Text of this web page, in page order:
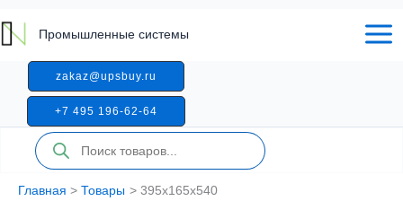
к
содержимому
Промышленные системы
zakaz@upsbuy.ru
+7 495 196-62-64
Поиск
товаров
Главная Товары 395x165x540